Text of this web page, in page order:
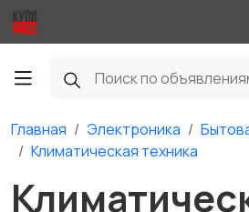
Главная Электроника
Климатическая техника